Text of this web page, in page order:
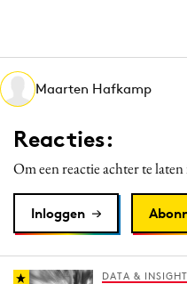
Media
Merkstrategie
PR
Programmatic
Purpose Marketing
Reputatie & crisis
Maarten Hafkamp
Reacties:
Om een reactie achter te laten
Inloggen
DATA &